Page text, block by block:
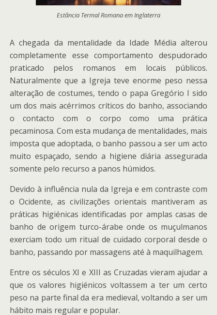
Estância Termal Romana em Inglaterra
A chegada da mentalidade da Idade Média alterou
completamente esse comportamento despudorado
praticado pelos romanos em locais públicos.
Naturalmente que a Igreja teve enorme peso nessa
alteração de costumes, tendo o papa Gregório I sido
um dos mais acérrimos críticos do banho, associando
o contacto com o corpo como uma prática
pecaminosa. Com esta mudança de mentalidades, mais
imposta que adoptada, o banho passou a ser um acto
muito espaçado, sendo a higiene diária assegurada
somente pelo recurso a panos húmidos.
Devido à influência nula da Igreja e em contraste com
o Ocidente, as civilizações orientais mantiveram as
práticas higiénicas identificadas por amplas casas de
banho de origem turco-árabe onde os muçulmanos
exerciam todo um ritual de cuidado corporal desde o
banho, passando por massagens até à maquilhagem.
Entre os séculos XI e XIII as Cruzadas vieram ajudar a
que os valores higiénicos voltassem a ter um certo
peso na parte final da era medieval, voltando a ser um
hábito mais regular e popular.